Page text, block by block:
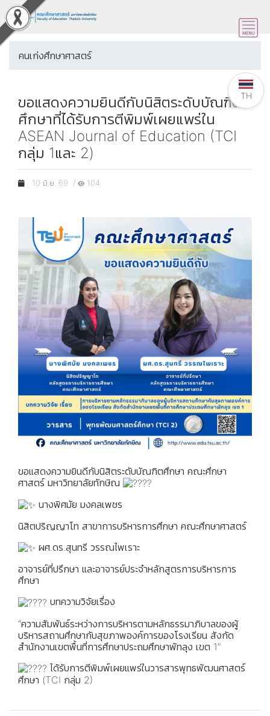
คนเก่งศึกษาศาสตร์
ขอแสดงความยินดีกับนิสิตระดับบัณฑิต
ศึกษาที่ได้รับการตีพิมพ์เผยแพร่ใน
ASEAN Journal of Education (TCI
กลุ่ม 1และ 2)
10 มิ.ย. 69 / 104
ขอแสดงความยินดีกับนิสิตระดับบัณฑิตศึกษา คณะศึกษา
ศาสตร์ มหาวิทยาลัยทักษิณ
นางพิศมัย มงคลเพชร
นิสิตปริญญาโท สาขาการบริหารการศึกษา คณะศึกษาศาสตร์
ผศ.ดร.สุนทรี วรรณไพเราะ
อาจารย์ที่ปรึกษา และอาจารย์ประจำหลักสูตรการบริหารการ
ศึกษา
บทความวิจัยเรื่อง
“ความสัมพันธ์ระหว่างการบริหารตามหลักธรรมาภิบาลของผู้
บริหารสถานศึกษากับสุขภาพองค์การของโรงเรียน สังกัด
สำนักงานเขตพื้นที่การศึกษาประถมศึกษาพัทลุง เขต 1”
ได้รับการตีพิมพ์เผยแพร่ในวารสารพุทธพัฒนศาสตร์
ศึกษา (TCI กลุ่ม 2)
TH